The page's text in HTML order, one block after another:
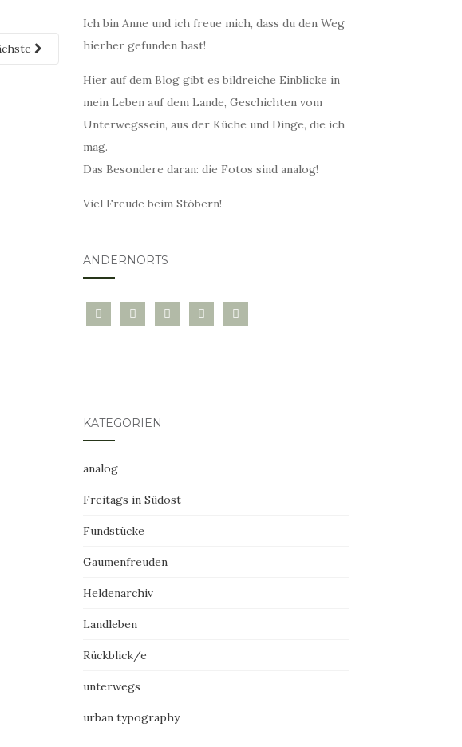
Ich bin Anne und ich freue mich, dass du den Weg
hierher gefunden hast!
Hier auf dem Blog gibt es bildreiche Einblicke in
mein Leben auf dem Lande, Geschichten vom
Unterwegssein, aus der Küche und Dinge, die ich
mag.
Das Besondere daran: die Fotos sind analog!
Viel Freude beim Stöbern!
ANDERNORTS
bloglovininstagramtwitter pinterest
mail
KATEGORIEN
analog
Freitags in Südost
Fundstücke
Gaumenfreuden
Heldenarchiv
Landleben
Rückblick/e
unterwegs
urban typography